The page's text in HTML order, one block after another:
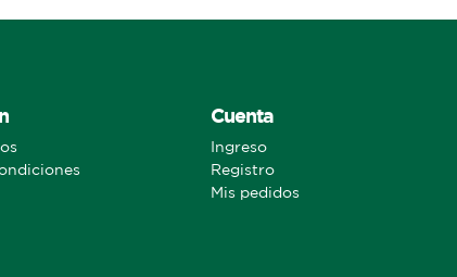
Cuenta
Ingreso
Registro
Mis pedidos